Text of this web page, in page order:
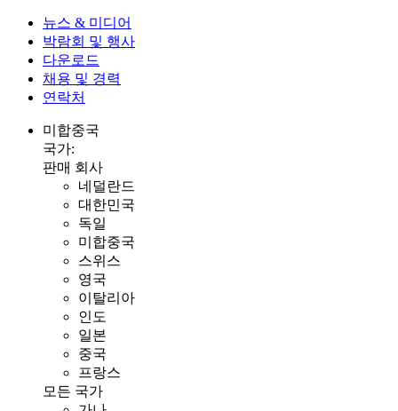
뉴스 & 미디어
박람회 및 행사
다운로드
채용 및 경력
연락처
미합중국
국가:
판매 회사
네덜란드
대한민국
독일
미합중국
스위스
영국
이탈리아
인도
일본
중국
프랑스
모든 국가